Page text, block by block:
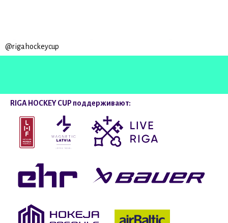
@rigahockeycup
RIGA HOCKEY CUP поддерживают: